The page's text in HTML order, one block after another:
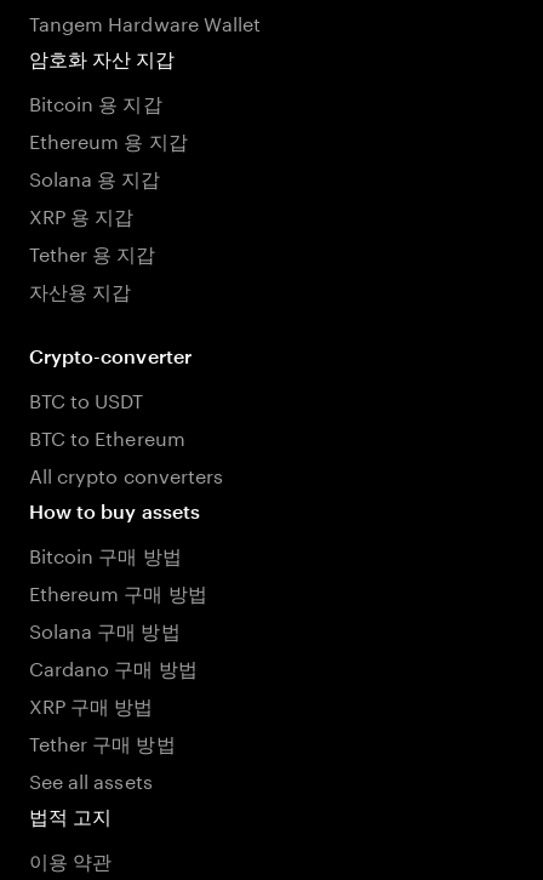
Tangem Hardware Wallet
암호화 자산 지갑
Bitcoin 용 지갑
Ethereum 용 지갑
Solana 용 지갑
XRP 용 지갑
Tether 용 지갑
자산용 지갑
Crypto-converter
BTC to USDT
BTC to Ethereum
All crypto converters
How to buy assets
Bitcoin 구매 방법
Ethereum 구매 방법
Solana 구매 방법
Cardano 구매 방법
XRP 구매 방법
Tether 구매 방법
See all assets
법적 고지
이용 약관